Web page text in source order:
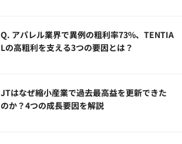
Q. アパレル業界で異例の粗利率73%、TENTIA
Lの高粗利を支える3つの要因とは？
JTはなぜ縮小産業で過去最高益を更新できた
のか？4つの成長要因を解説